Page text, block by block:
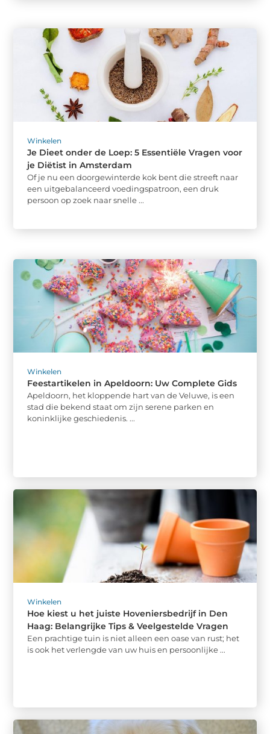
Winkelen
Je Dieet onder de Loep: 5 Essentiële Vragen voor
je Diëtist in Amsterdam
Of je nu een doorgewinterde kok bent die streeft naar
een uitgebalanceerd voedingspatroon, een druk
persoon op zoek naar snelle ...
Winkelen
Feestartikelen in Apeldoorn: Uw Complete Gids
Apeldoorn, het kloppende hart van de Veluwe, is een
stad die bekend staat om zijn serene parken en
koninklijke geschiedenis. ...
Winkelen
Hoe kiest u het juiste Hoveniersbedrijf in Den
Haag: Belangrijke Tips & Veelgestelde Vragen
Een prachtige tuin is niet alleen een oase van rust; het
is ook het verlengde van uw huis en persoonlijke ...